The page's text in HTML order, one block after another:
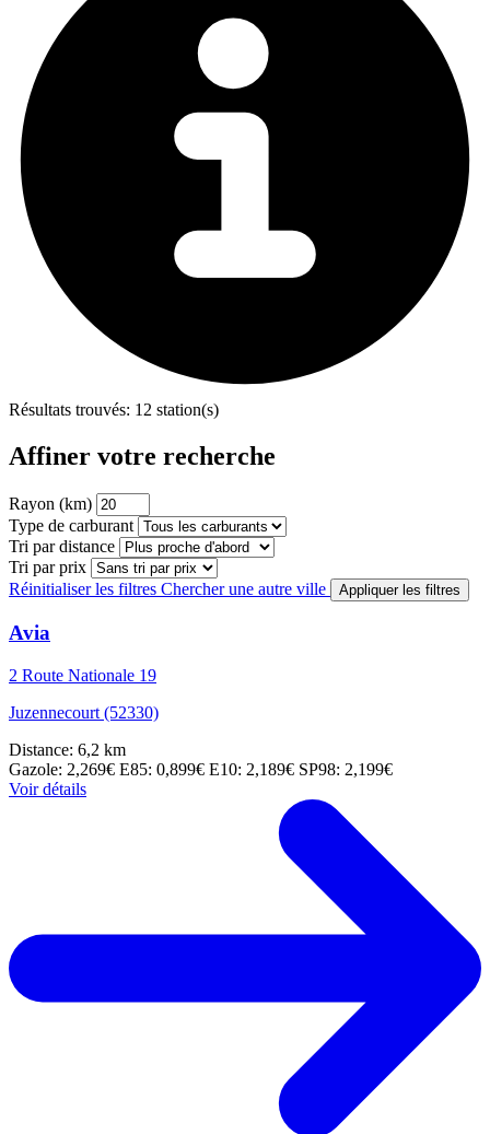
Résultats trouvés: 12 station(s)
Affiner votre recherche
Rayon (km)
Type de carburant
Tri par distance
Tri par prix
Réinitialiser les filtres Chercher une autre ville Appliquer les filtres
Avia
2 Route Nationale 19
Juzennecourt (52330)
Distance: 6,2 km
Gazole: 2,269€ E85: 0,899€ E10: 2,189€ SP98: 2,199€
Voir détails